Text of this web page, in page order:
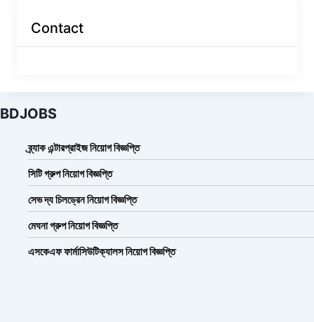
Contact
BDJOBS
ব্র্যাক এন্টারপ্রাইজ নিয়োগ বিজ্ঞপ্তি
সিটি গ্রুপ নিয়োগ বিজ্ঞপ্তি
সেভ দ্য চিলড্রেন নিয়োগ বিজ্ঞপ্তি
মেঘনা গ্রুপ নিয়োগ বিজ্ঞপ্তি
এসকেএফ ফার্মাসিউটিক্যালস নিয়োগ বিজ্ঞপ্তি